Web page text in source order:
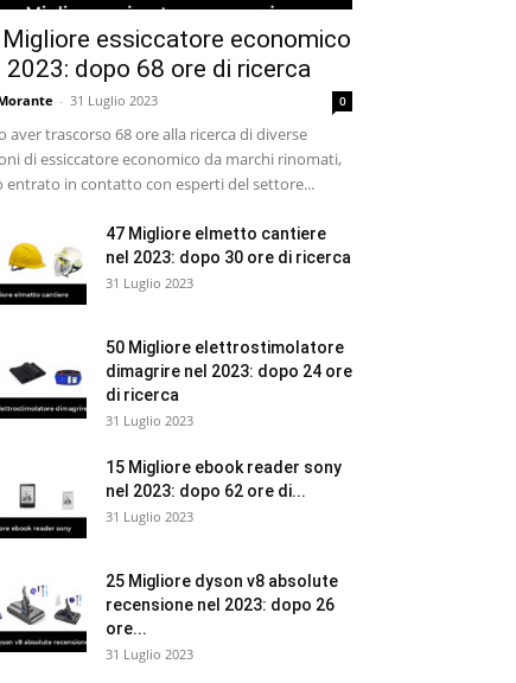
essiccatore economico
2023: dopo 68 ore di ricerca
- 31 Luglio 2023 0
aver trascorso 68 ore alla ricerca di diverse
di essiccatore economico da marchi rinomati,
entrato in contatto con esperti del settore...
47 Migliore elmetto cantiere
nel 2023: dopo 30 ore di ricerca
31 Luglio 2023
50 Migliore elettrostimolatore
dimagrire nel 2023: dopo 24 ore
di ricerca
31 Luglio 2023
15 Migliore ebook reader sony
nel 2023: dopo 62 ore di...
31 Luglio 2023
25 Migliore dyson v8 absolute
recensione nel 2023: dopo 26
ore...
31 Luglio 2023